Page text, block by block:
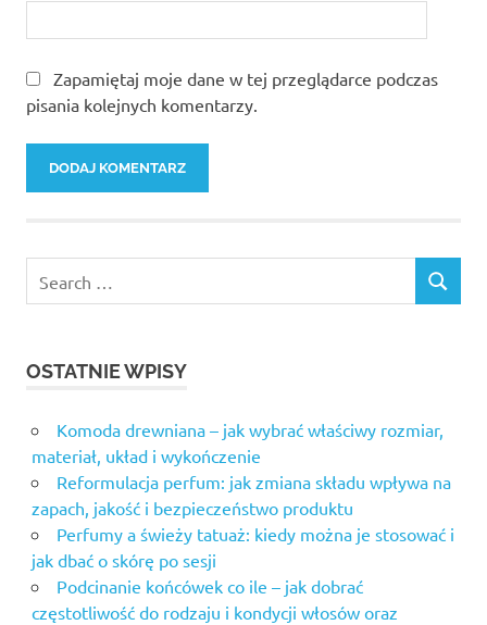
Zapamiętaj moje dane w tej przeglądarce podczas
pisania kolejnych komentarzy.
OSTATNIE WPISY
Komoda drewniana – jak wybrać właściwy rozmiar,
materiał, układ i wykończenie
Reformulacja perfum: jak zmiana składu wpływa na
zapach, jakość i bezpieczeństwo produktu
Perfumy a świeży tatuaż: kiedy można je stosować i
jak dbać o skórę po sesji
Podcinanie końcówek co ile – jak dobrać
częstotliwość do rodzaju i kondycji włosów oraz